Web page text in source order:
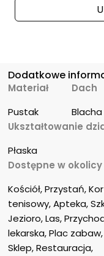
Dodatkowe
Materiał
Pustak
Dach
Blacha
Ukształtowanie
Płaska
Dostępne w okolicy
Kościół, Przystań,
tenisowy, Apteka,
Jezioro, Las,
lekarska, Plac zabaw,
Sklep, Restauracja,